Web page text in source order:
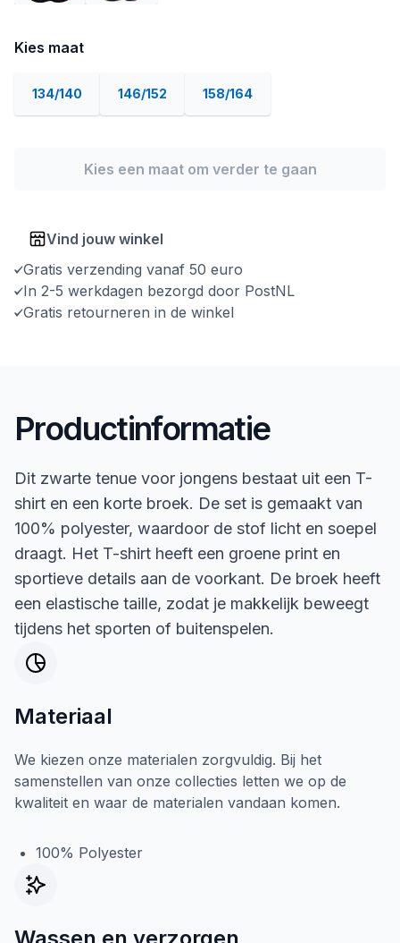
Kies maat
134/140 146/152 158/164
Kies een maat om verder te gaan
Vind jouw winkel
Gratis verzending vanaf 50 euro
In 2-5 werkdagen bezorgd door PostNL
Gratis retourneren in de winkel
Productinformatie
Dit zwarte tenue voor jongens bestaat uit een T-
shirt en een korte broek. De set is gemaakt van
100% polyester, waardoor de stof licht en soepel
draagt. Het T-shirt heeft een groene print en
sportieve details aan de voorkant. De broek heeft
een elastische taille, zodat je makkelijk beweegt
tijdens het sporten of buitenspelen.
Materiaal
We kiezen onze materialen zorgvuldig. Bij het
samenstellen van onze collecties letten we op de
kwaliteit en waar de materialen vandaan komen.
100% Polyester